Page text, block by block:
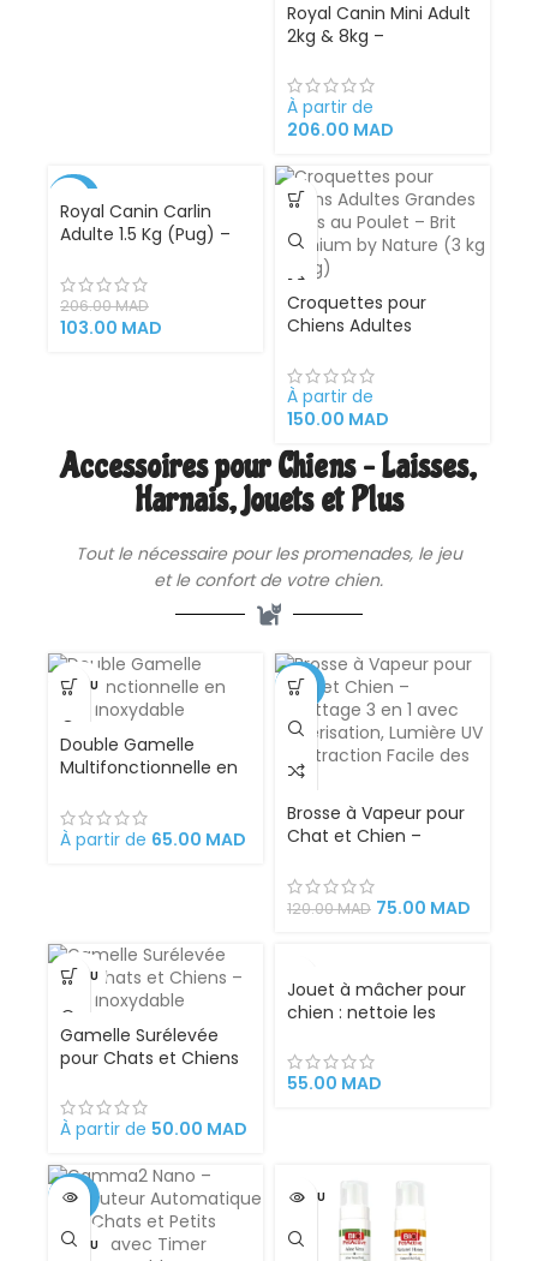
Royal Canin Mini Adult
2kg & 8kg –
Complètes pour
Chiens Adultes de
Petites Races (1 à 10
Digestif, Pelage Brillant
et Maintien du Poids
Optima
À partir de
206.00 MAD
VENDU
Royal Canin Carlin
Adulte 1.5 Kg (Pug) –
votre Pug –
Croquettes adaptées
à la mâchoire courte
206.00MAD
103.00 MAD
Croquettes pour
Chiens Adultes
Poulet – Brit Premium
by Nature (3 kg | 15 kg)
À partir de
150.00 MAD
Accessoires pour Chiens – Laisses,
Harnais, Jouets et Plus
Tout le nécessaire pour les promenades, le jeu
et le confort de votre chien.
VENDU
Double Gamelle
Multifonctionnelle en
À partir de 65.00 MAD
-38%
Brosse à Vapeur pour
Chat et Chien –
Pulvérisation, Lumière
UV et Extraction Facile
120.00MAD 75.00 MAD
VENDU
Gamelle Surélevée
pour Chats et Chiens
À partir de 50.00 MAD
Jouet à mâcher pour
chien : nettoie les
tartre, préserve la
couleur des os et les
55.00 MAD
-25%
VENDU
VENDU